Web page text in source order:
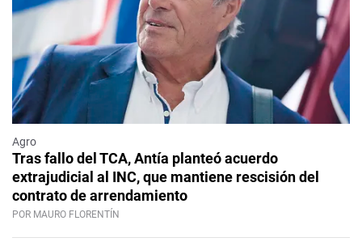
Agro
Tras fallo del TCA, Antía planteó acuerdo
extrajudicial al INC, que mantiene rescisión del
contrato de arrendamiento
POR MAURO FLORENTÍN